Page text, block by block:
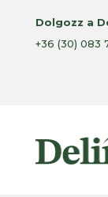
Dolgozz a
+36 (30) 083